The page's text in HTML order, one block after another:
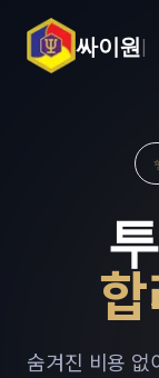
본문 바로가기
싸이원 |
숨겨진 비용 없